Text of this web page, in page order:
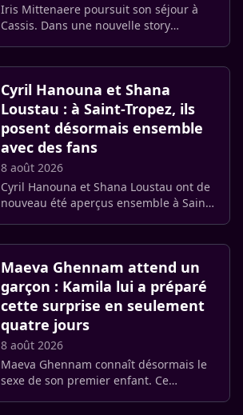
Iris Mittenaere poursuit son séjour à
Cassis. Dans une nouvelle story
Cyril Hanouna et Shana
Loustau : à Saint-Tropez, ils
posent désormais ensemble
avec des fans
8 août 2026
Cyril Hanouna et Shana Loustau ont de
nouveau été aperçus ensemble à Saint-
Maeva Ghennam attend un
garçon : Kamila lui a préparé
cette surprise en seulement
quatre jours
8 août 2026
Maeva Ghennam connaît désormais le
sexe de son premier enfant. Ce